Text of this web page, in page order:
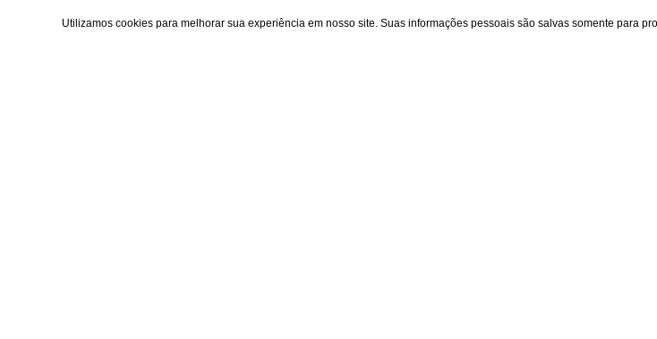
Utilizamos cookies para melhorar sua experiência em nosso site. Suas informações pessoais são salvas somente para